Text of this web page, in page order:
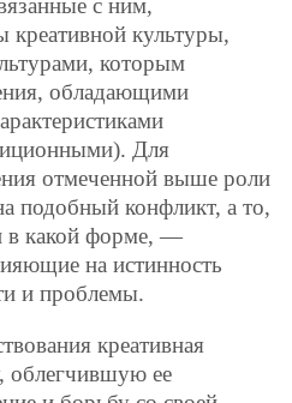
с ним,
культуры,
которым
обладающими
Для
отмеченной выше роли
подобный конфликт, а то,
в какой форме, —
на истинность
и проблемы.
креативная
облегчившую ее